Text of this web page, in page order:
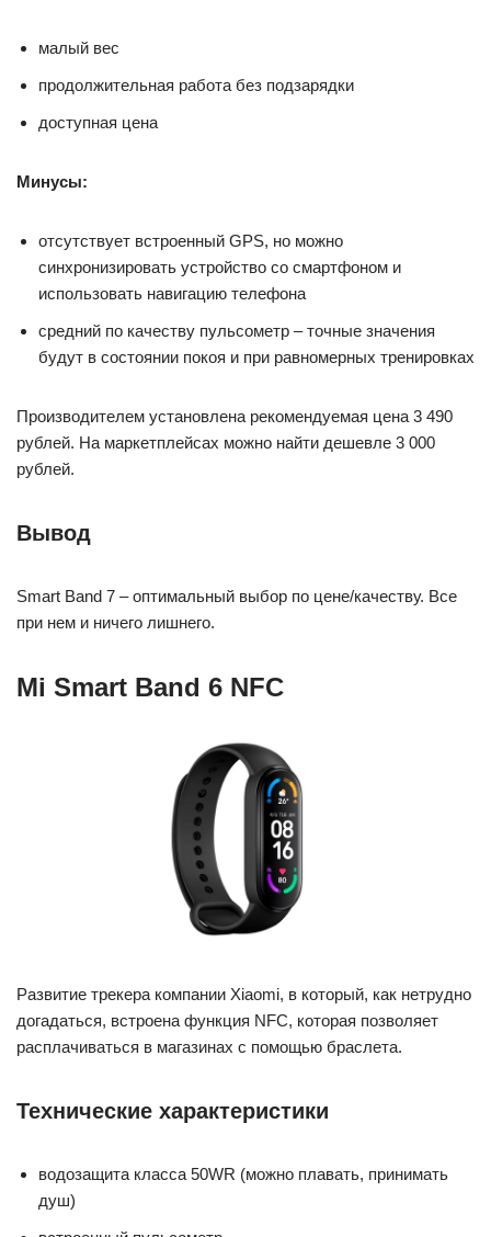
малый вес
продолжительная работа без подзарядки
доступная цена
Минусы:
отсутствует встроенный GPS, но можно
синхронизировать устройство со смартфоном и
использовать навигацию телефона
средний по качеству пульсометр – точные значения
будут в состоянии покоя и при равномерных тренировках
Производителем установлена рекомендуемая цена 3 490
рублей. На маркетплейсах можно найти дешевле 3 000
рублей.
Вывод
Smart Band 7 – оптимальный выбор по цене/качеству. Все
при нем и ничего лишнего.
Mi Smart Band 6 NFC
Развитие трекера компании Xiaomi, в который, как нетрудно
догадаться, встроена функция NFC, которая позволяет
расплачиваться в магазинах с помощью браслета.
Технические характеристики
водозащита класса 50WR (можно плавать, принимать
душ)